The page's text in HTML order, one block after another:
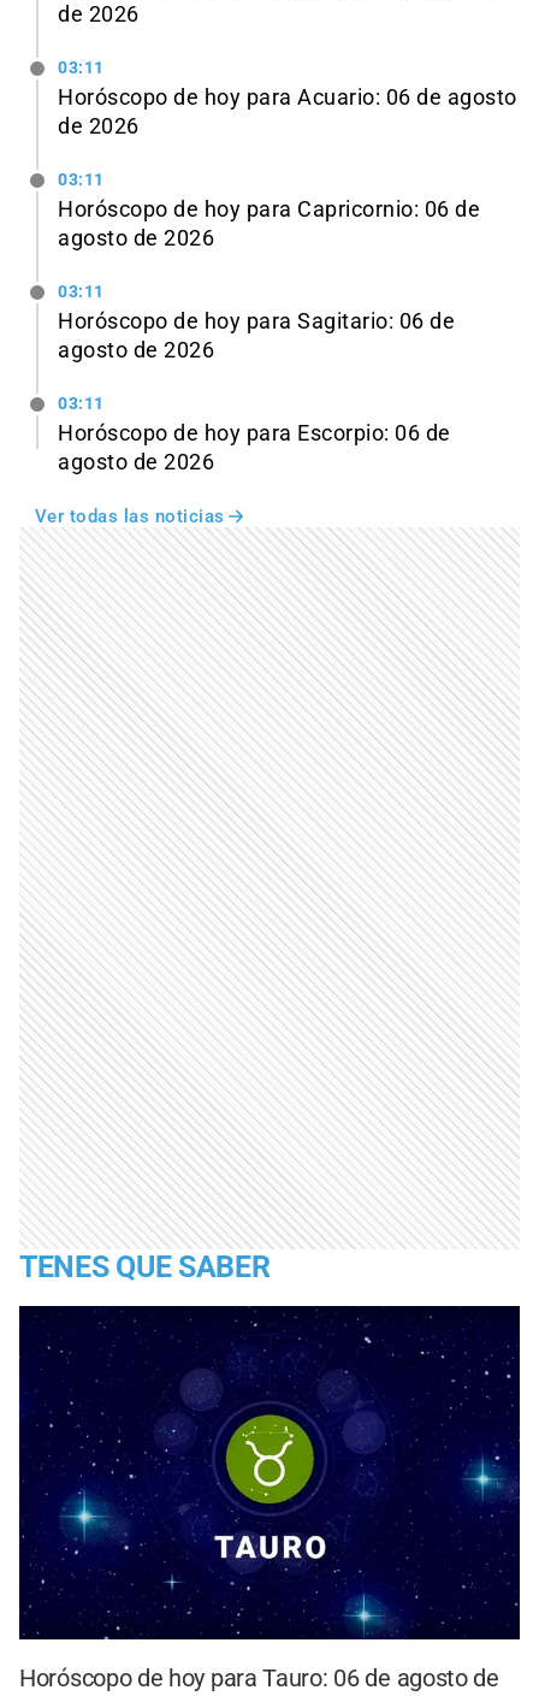
de 2026
03:11
Horóscopo de hoy para Acuario: 06 de agosto
de 2026
03:11
Horóscopo de hoy para Capricornio: 06 de
agosto de 2026
03:11
Horóscopo de hoy para Sagitario: 06 de
agosto de 2026
03:11
Horóscopo de hoy para Escorpio: 06 de
agosto de 2026
Ver todas las noticias
TENES QUE SABER
Horóscopo de hoy para Tauro: 06 de agosto de